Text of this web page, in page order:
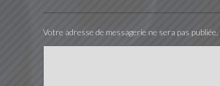
Votre adresse de messagerie ne sera pas publiée.